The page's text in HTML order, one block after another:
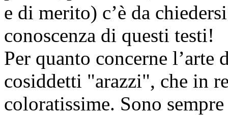
e di merito) c’è da
conoscenza di questi testi!
Per quanto concerne
cosiddetti "arazzi", che in
coloratissime. Sono